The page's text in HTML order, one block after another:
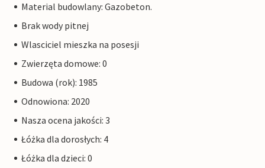
Material budowlany: Gazobeton.
Brak wody pitnej
Wlasciciel mieszka na posesji
Zwierzęta domowe: 0
Budowa (rok): 1985
Odnowiona: 2020
Nasza ocena jakości: 3
Łóżka dla dorosłych: 4
Łóżka dla dzieci: 0